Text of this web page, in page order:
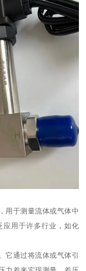
用于测量流体或气体中
应用于许多行业，如化
它通过将流体或气体引